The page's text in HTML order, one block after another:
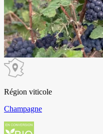
Région viticole
Champagne